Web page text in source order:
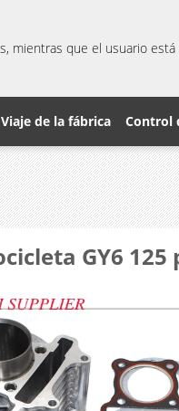
mientras que el usuario
Viaje de la fábrica Control
GY6